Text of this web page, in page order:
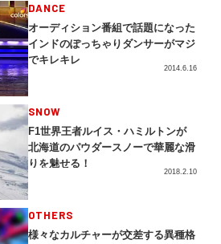
DANCE
オーディション番組で話題になった
インドのぽっちゃりダンサーがマジ
でキレキレ
2014.6.16
SNOW
F1世界王者ルイス・ハミルトンが
北海道のパウダースノーで華麗な滑
りを魅せる！
2018.2.10
OTHERS
様々なカルチャーが交差する異種格